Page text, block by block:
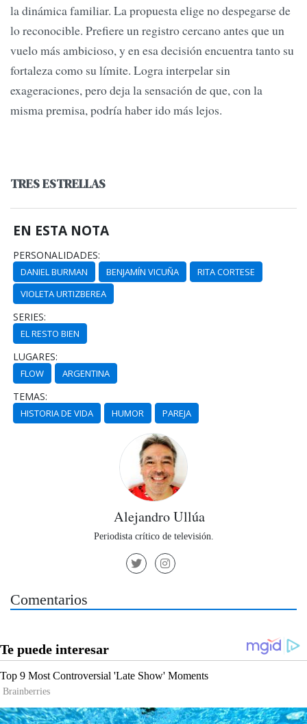
la dinámica familiar. La propuesta elige no despegarse de
lo reconocible. Prefiere un registro cercano antes que un
vuelo más ambicioso, y en esa decisión encuentra tanto su
fortaleza como su límite. Logra interpelar sin
exageraciones, pero deja la sensación de que, con la
misma premisa, podría haber ido más lejos.
TRES ESTRELLAS
EN ESTA NOTA
PERSONALIDADES:
DANIEL BURMAN BENJAMÍN VICUÑA
RITA CORTESE
VIOLETA URTIZBEREA
SERIES:
EL RESTO BIEN
LUGARES:
FLOW ARGENTINA
TEMAS:
HISTORIA DE VIDA HUMOR PAREJA
Alejandro Ullúa
Periodista crítico de televisión.
Comentarios